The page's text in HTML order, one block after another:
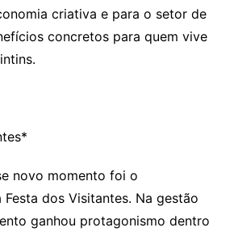
criativa e para o setor de
concretos para quem vive
novo momento foi o
dos Visitantes. Na gestão
ganhou protagonismo dentro